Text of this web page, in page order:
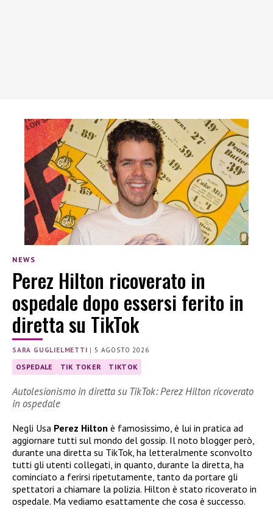
NEWS
Perez Hilton ricoverato in
ospedale dopo essersi ferito in
diretta su TikTok
SARA GUGLIELMETTI |5 AGOSTO 2026
OSPEDALE TIK TOKER TIKTOK
Autolesionismo in diretta su TikTok: Perez Hilton ricoverato
in ospedale
Negli Usa Perez Hilton è famosissimo, è lui in pratica ad
aggiornare tutti sul mondo del gossip. Il noto blogger però,
durante una diretta su TikTok, ha letteralmente sconvolto
tutti gli utenti collegati, in quanto, durante la diretta, ha
cominciato a ferirsi ripetutamente, tanto da portare gli
spettatori a chiamare la polizia. Hilton è stato ricoverato in
ospedale. Ma vediamo esattamente che cosa è successo.